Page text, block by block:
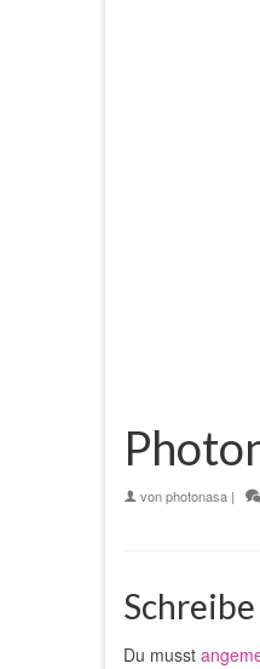
vonphotonasa |
Du musst